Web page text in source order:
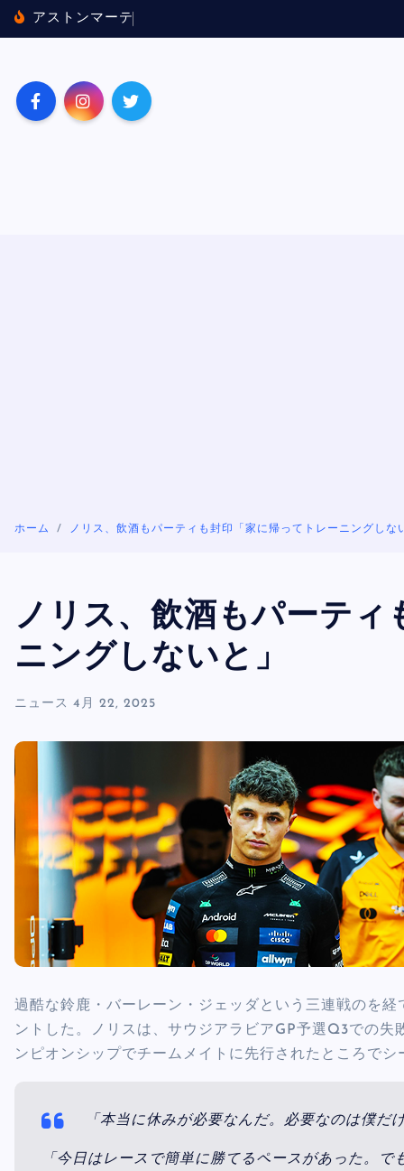
容
ア ス ト ン マ ー テ
ホーム ノリス、飲酒もパーティも封印「家に帰ってトレーニングしな
ノリス、飲酒もパーティ
ニングしないと」
ニュース 4月 22, 2025
過酷な鈴鹿・バーレーン・ジェッダという三連戦のを
ントした。ノリスは、サウジアラビアGP予選Q3での
ンピオンシップでチームメイトに先行されたところで
「本当に休みが必要なんだ。必要なのは僕
「今日はレースで簡単に勝てるペースがあった。